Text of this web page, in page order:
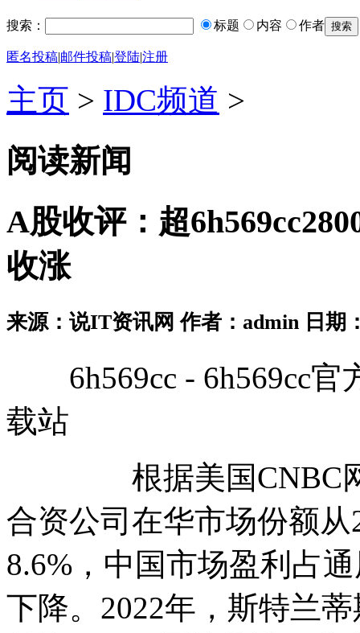
搜索： 标题 内容 作者
匿名投稿|邮件投稿|登陆|注册
主页 > IDC频道 >
阅读新闻
A股收评：超
收涨
来源：说IT资讯网 作者：admin 日期
6h569cc - 6h569cc官
载站
根据美国CNBC网站
合资公司在华市场份额
8.6%，中国市场盈利占
下降。2022年，斯特兰